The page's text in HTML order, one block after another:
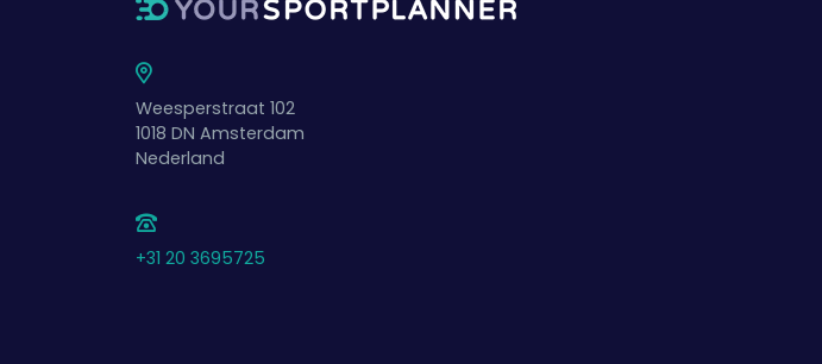
Weesperstraat 102
1018 DN Amsterdam
Nederland
+31 20 3695725